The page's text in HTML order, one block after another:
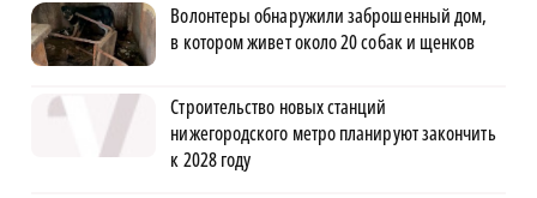
Волонтеры обнаружили заброшенный дом,
в котором живет около 20 собак и щенков
Строительство новых станций
нижегородского метро планируют закончить
к 2028 году